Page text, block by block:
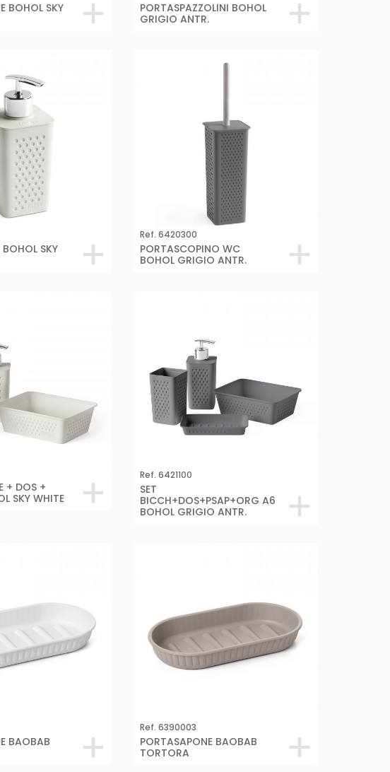
BOHOL SKY
PORTASPAZZOLINI BOHOL
GRIGIO ANTR.
SKY
Ref. 6420300
PORTASCOPINO WC
BOHOL GRIGIO ANTR.
+ DOS +
SKY WHITE
Ref. 6421100
SET
BICCH+DOS+PSAP+ORG A6
BOHOL GRIGIO ANTR.
BAOBAB
Ref. 6390003
PORTASAPONE BAOBAB
TORTORA